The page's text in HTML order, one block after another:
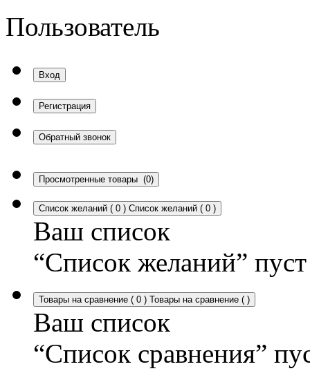
Пользователь
Вход
Регистрация
Обратный звонок
Просмотренные товары (0)
Список желаний ( 0 ) Список желаний ( 0 )
Ваш список
“Список желаний” пуст
Товары на сравнение ( 0 ) Товары на сравнение ( )
Ваш список
“Список сравнения”